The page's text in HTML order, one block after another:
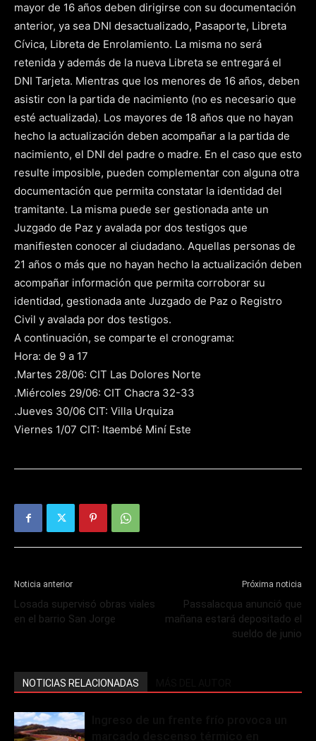
mayor de 16 años deben dirigirse con su documentación
anterior, ya sea DNI desactualizado, Pasaporte, Libreta
Cívica, Libreta de Enrolamiento. La misma no será
retenida y además de la nueva Libreta se entregará el
DNI Tarjeta. Mientras que los menores de 16 años, deben
asistir con la partida de nacimiento (no es necesario que
esté actualizada). Los mayores de 18 años que no hayan
hecho la actualización deben acompañar a la partida de
nacimiento, el DNI del padre o madre. En el caso que esto
resulte imposible, pueden complementar con alguna otra
documentación que permita constatar la identidad del
tramitante. La misma puede ser gestionada ante un
Juzgado de Paz y avalada por dos testigos que
manifiesten conocer al ciudadano. Aquellas personas de
21 años o más que no hayan hecho la actualización deben
acompañar información que permita corroborar su
identidad, gestionada ante Juzgado de Paz o Registro
Civil y avalada por dos testigos.
A continuación, se comparte el cronograma:
Hora: de 9 a 17
.Martes 28/06: CIT Las Dolores Norte
.Miércoles 29/06: CIT Chacra 32-33
.Jueves 30/06 CIT: Villa Urquiza
Viernes 1/07 CIT: Itaembé Miní Este
Noticia anterior
Losada supervisó obras viales
en el barrio San Jorge
Próxima noticia
Passalacqua anunció que
mañana estará depositado el
sueldo de junio
NOTICIAS RELACIONADAS